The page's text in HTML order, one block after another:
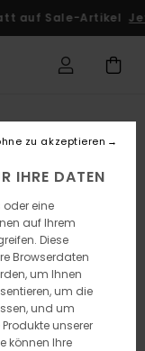
auf Sale-Artikel Jetzt
IHRE DATEN
oder eine
auf Ihrem
Diese
Browserdaten
um Ihnen
um die
und um
unserer
können Ihre
zu akzeptieren